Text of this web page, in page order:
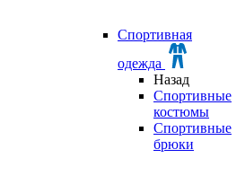
Спортивная
одежда
Назад
Спортивные
костюмы
Спортивные
брюки